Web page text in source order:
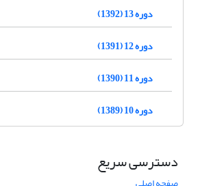
دوره 13 (1392)
دوره 12 (1391)
دوره 11 (1390)
دوره 10 (1389)
دسترسی سریع